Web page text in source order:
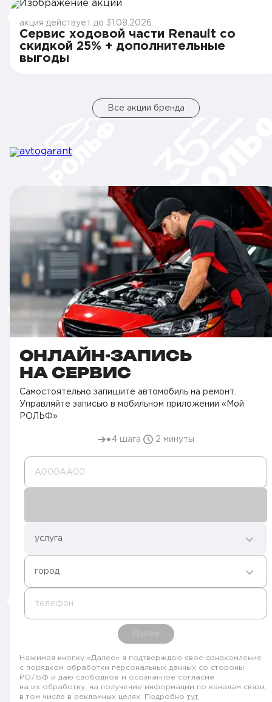
акция действует до 31.08.2026
Сервис ходовой части Renault со
скидкой 25% + дополнительные
выгоды
Все акции бренда
ОНЛАЙН-ЗАПИСЬ
НА СЕРВИС
Самостоятельно запишите автомобиль на ремонт.
Управляйте записью в мобильном приложении «Мой
РОЛЬФ»
4 шага 2 минуты
А000AA00
услуга
город
телефон
Далее
Нажимая кнопку «Далее» я подтверждаю свое ознакомление
с порядком обработки персональных данных со стороны
РОЛЬФ и даю свободное и осознанное согласие
на их обработку, на получение информации по каналам связи,
в том числе в рекламных целях. Подробно тут